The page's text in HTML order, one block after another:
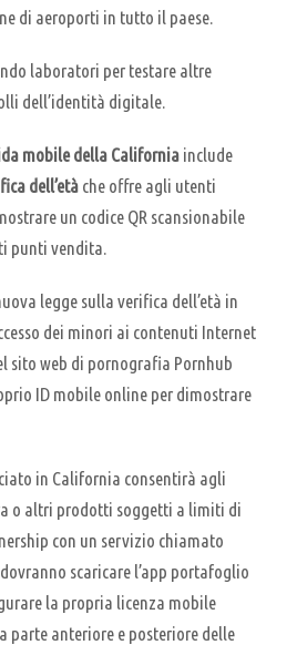
di aeroporti in tutto il paese.
laboratori per testare altre
dell’identità digitale.
mobile della California include
dell’età che offre agli utenti
un codice QR scansionabile
punti vendita.
legge sulla verifica dell’età in
dei minori ai contenuti Internet
sito web di pornografia Pornhub
ID mobile online per dimostrare
in California consentirà agli
o altri prodotti soggetti a limiti di
con un servizio chiamato
scaricare l’app portafoglio
la propria licenza mobile
parte anteriore e posteriore delle